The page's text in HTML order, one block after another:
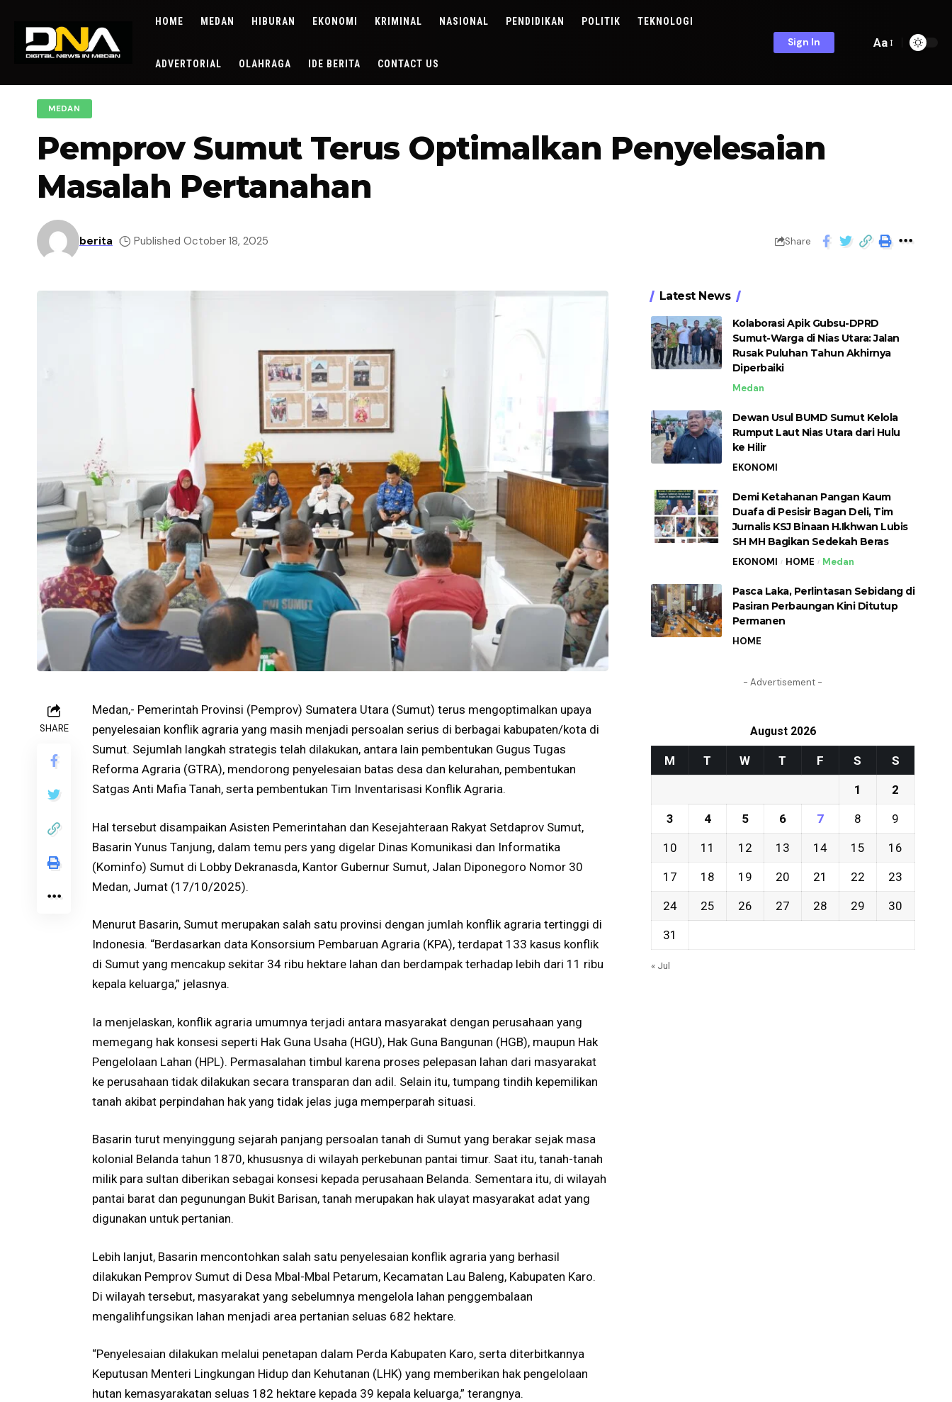
HOME MEDAN HIBURAN EKONOMI KRIMINAL NASIONAL PENDIDIKAN POLITIK TEKNOLOGI
ADVERTORIAL OLAHRAGA IDE BERITA CONTACT US
Sign In Aa
MEDAN
Pemprov Sumut Terus Optimalkan Penyelesaian
Masalah Pertanahan
berita Published October 18, 2025 Share
SHARE
Medan,- Pemerintah Provinsi (Pemprov) Sumatera Utara (Sumut) terus mengoptimalkan upaya
penyelesaian konflik agraria yang masih menjadi persoalan serius di berbagai kabupaten/kota di
Sumut. Sejumlah langkah strategis telah dilakukan, antara lain pembentukan Gugus Tugas
Reforma Agraria (GTRA), mendorong penyelesaian batas desa dan kelurahan, pembentukan
Satgas Anti Mafia Tanah, serta pembentukan Tim Inventarisasi Konflik Agraria.
Hal tersebut disampaikan Asisten Pemerintahan dan Kesejahteraan Rakyat Setdaprov Sumut,
Basarin Yunus Tanjung, dalam temu pers yang digelar Dinas Komunikasi dan Informatika
(Kominfo) Sumut di Lobby Dekranasda, Kantor Gubernur Sumut, Jalan Diponegoro Nomor 30
Medan, Jumat (17/10/2025).
Menurut Basarin, Sumut merupakan salah satu provinsi dengan jumlah konflik agraria tertinggi di
Indonesia. “Berdasarkan data Konsorsium Pembaruan Agraria (KPA), terdapat 133 kasus konflik
di Sumut yang mencakup sekitar 34 ribu hektare lahan dan berdampak terhadap lebih dari 11 ribu
kepala keluarga,” jelasnya.
Ia menjelaskan, konflik agraria umumnya terjadi antara masyarakat dengan perusahaan yang
memegang hak konsesi seperti Hak Guna Usaha (HGU), Hak Guna Bangunan (HGB), maupun Hak
Pengelolaan Lahan (HPL). Permasalahan timbul karena proses pelepasan lahan dari masyarakat
ke perusahaan tidak dilakukan secara transparan dan adil. Selain itu, tumpang tindih kepemilikan
tanah akibat perpindahan hak yang tidak jelas juga memperparah situasi.
Basarin turut menyinggung sejarah panjang persoalan tanah di Sumut yang berakar sejak masa
kolonial Belanda tahun 1870, khususnya di wilayah perkebunan pantai timur. Saat itu, tanah-tanah
milik para sultan diberikan sebagai konsesi kepada perusahaan Belanda. Sementara itu, di wilayah
pantai barat dan pegunungan Bukit Barisan, tanah merupakan hak ulayat masyarakat adat yang
digunakan untuk pertanian.
Lebih lanjut, Basarin mencontohkan salah satu penyelesaian konflik agraria yang berhasil
dilakukan Pemprov Sumut di Desa Mbal-Mbal Petarum, Kecamatan Lau Baleng, Kabupaten Karo.
Di wilayah tersebut, masyarakat yang sebelumnya mengelola lahan penggembalaan
mengalihfungsikan lahan menjadi area pertanian seluas 682 hektare.
“Penyelesaian dilakukan melalui penetapan dalam Perda Kabupaten Karo, serta diterbitkannya
Keputusan Menteri Lingkungan Hidup dan Kehutanan (LHK) yang memberikan hak pengelolaan
hutan kemasyarakatan seluas 182 hektare kepada 39 kepala keluarga,” terangnya.
Latest News
Kolaborasi Apik Gubsu-DPRD
Sumut-Warga di Nias Utara: Jalan
Rusak Puluhan Tahun Akhirnya
Diperbaiki
Medan
Dewan Usul BUMD Sumut Kelola
Rumput Laut Nias Utara dari Hulu
ke Hilir
EKONOMI
Demi Ketahanan Pangan Kaum
Duafa di Pesisir Bagan Deli, Tim
Jurnalis KSJ Binaan H.Ikhwan Lubis
SH MH Bagikan Sedekah Beras
EKONOMI HOME Medan
Pasca Laka, Perlintasan Sebidang di
Pasiran Perbaungan Kini Ditutup
Permanen
HOME
- Advertisement -
August 2026
M T W T F S S
1 2
3 4 5 6 7 8 9
10 11 12 13 14 15 16
17 18 19 20 21 22 23
24 25 26 27 28 29 30
31
« Jul